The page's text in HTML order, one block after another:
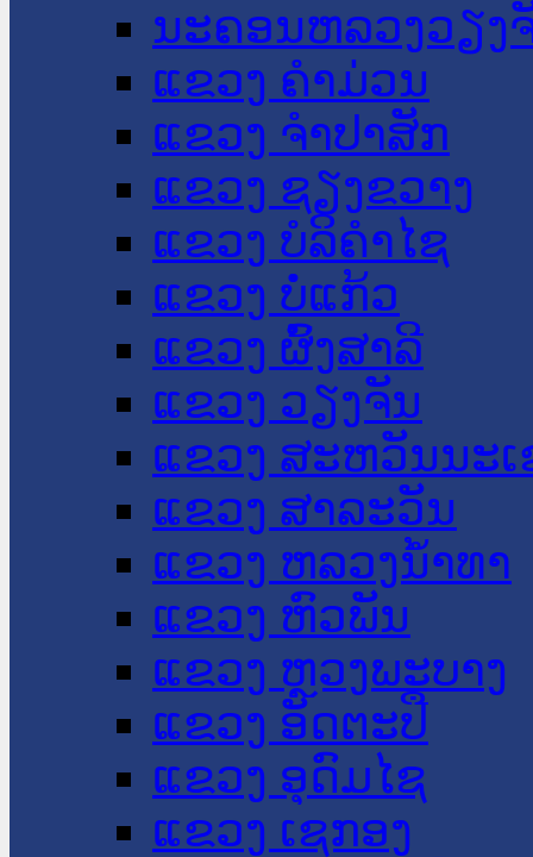
ນະ​ຄອນ​ຫລວງວຽງ
ແຂວງ ຄໍາມ່ວນ
ແຂວງ ຈໍາປາສັກ
ແຂວງ ຊຽງຂວາງ
ແຂວງ ບໍລິຄໍາໄຊ
ແຂວງ ບໍ່ແກ້ວ
ແຂວງ ຜົ້ງສາລີ
ແຂວງ ວຽງຈັນ
ແຂວງ ສະຫວັນນະ
ແຂວງ ສາລະວັນ
ແຂວງ ຫລວງນໍ້າທາ
ແຂວງ ຫົວພັນ
ແຂວງ ຫຼວງພະບາງ
ແຂວງ ອັດຕະປື
ແຂວງ ອຸດົມໄຊ
ແຂວງ ເຊກອງ